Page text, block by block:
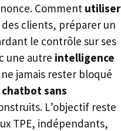
Comment utiliser
clients, préparer un
le contrôle sur ses
une autre intelligence
jamais rester bloqué
chatbot sans
L’objectif reste
TPE, indépendants,